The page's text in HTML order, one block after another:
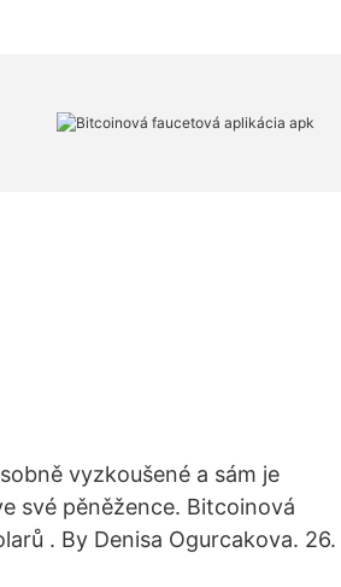
vyzkoušené a sám je
své pěněžence. Bitcoinová
. By Denisa Ogurcakova. 26.